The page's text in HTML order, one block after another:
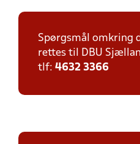
Spørgsmål omkring
rettes til DBU
tlf: 4632 3366